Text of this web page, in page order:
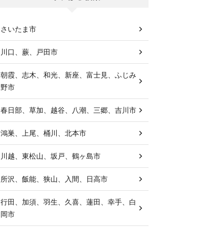
さいたま市
川口、蕨、戸田市
朝霞、志木、和光、新座、富士見、ふじみ
野市
春日部、草加、越谷、八潮、三郷、吉川市
鴻巣、上尾、桶川、北本市
川越、東松山、坂戸、鶴ヶ島市
所沢、飯能、狭山、入間、日高市
行田、加須、羽生、久喜、蓮田、幸手、白
岡市